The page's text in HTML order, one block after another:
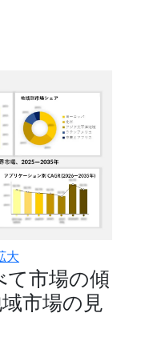
大
て市場の傾
市場の見